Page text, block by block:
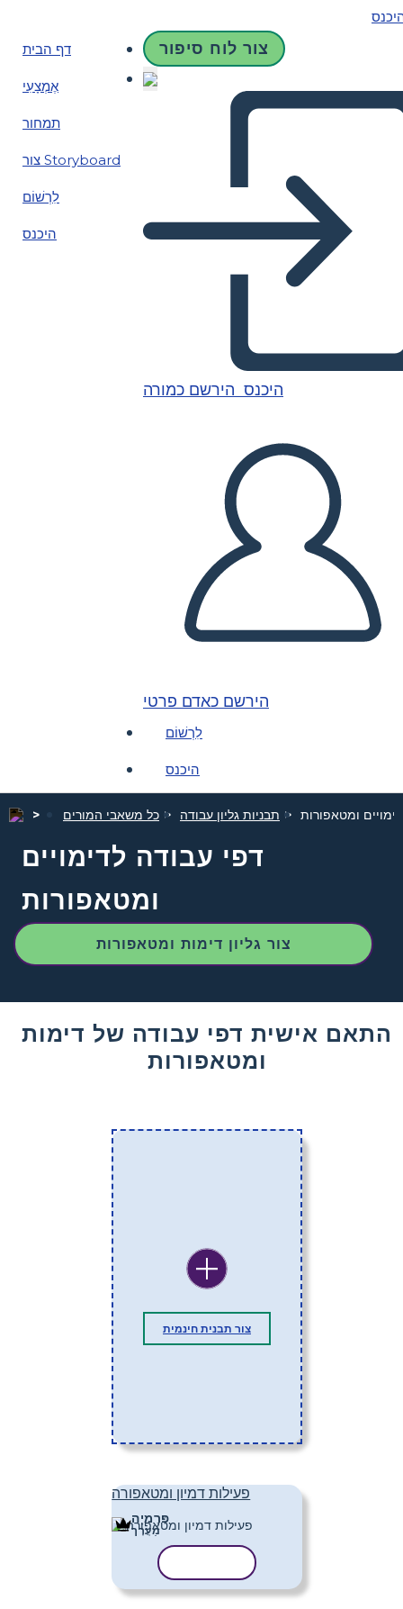
דף הבית
אֶמְצָעִי
תמחור
צור Storyboard
לִרְשׁוֹם
היכנס
צור לוח סיפור
היכנס הירשם כמורה
הירשם כאדם פרטי
לִרְשׁוֹם
היכנס
כל משאבי המורים תבניות גליון עבודה ומטאפורות
דפי עבודה לדימויים
ומטאפורות
צור גליון דימות ומטאפורות
התאם אישית דפי עבודה של דימות
ומטאפורות
צור תבנית חינמית
פעילות דמיון ומטאפורה
פּרֶמיָה
מַעֲרָך